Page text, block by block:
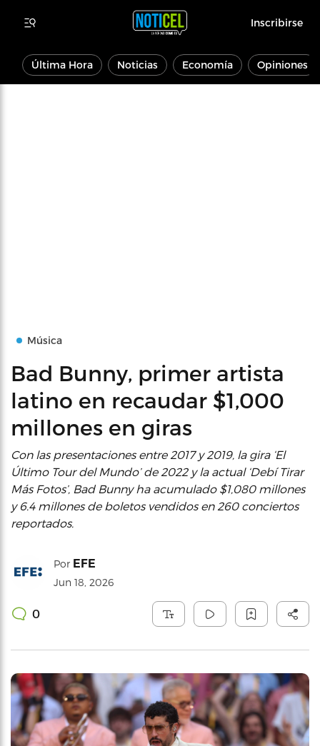
Inscribirse
Última Hora Noticias Economía Opiniones
Música
Bad Bunny, primer artista
latino en recaudar $1,000
millones en giras
Con las presentaciones entre 2017 y 2019, la gira ‘El
Último Tour del Mundo’ de 2022 y la actual ‘Debí Tirar
Más Fotos’, Bad Bunny ha acumulado $1,080 millones
y 6.4 millones de boletos vendidos en 260 conciertos
reportados.
Por EFE
Jun 18, 2026
0